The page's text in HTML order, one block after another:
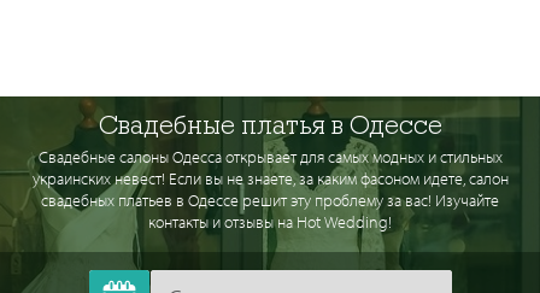
Свадебные платья в Одессе
Свадебные салоны Одесса открывает для самых модных и стильных
украинских невест! Если вы не знаете, за каким фасоном идете, салон
свадебных платьев в Одессе решит эту проблему за вас! Изучайте
контакты и отзывы на Hot Wedding!